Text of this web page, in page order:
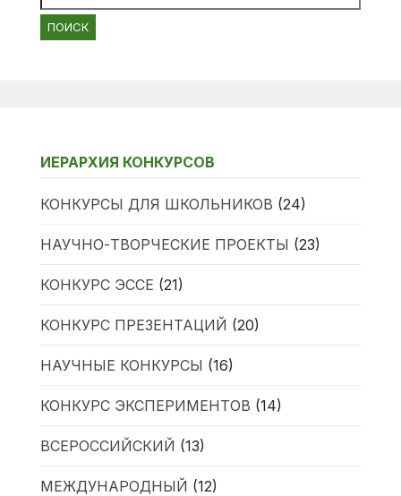
ИЕРАРХИЯ КОНКУРСОВ
КОНКУРСЫ ДЛЯ ШКОЛЬНИКОВ (24)
НАУЧНО-ТВОРЧЕСКИЕ ПРОЕКТЫ (23)
КОНКУРС ЭССЕ (21)
КОНКУРС ПРЕЗЕНТАЦИЙ (20)
НАУЧНЫЕ КОНКУРСЫ (16)
КОНКУРС ЭКСПЕРИМЕНТОВ (14)
ВСЕРОССИЙСКИЙ (13)
МЕЖДУНАРОДНЫЙ (12)